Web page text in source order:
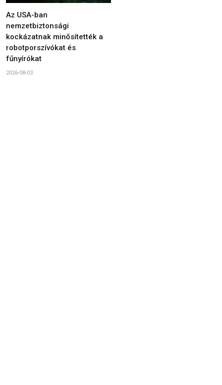
Az USA-ban
nemzetbiztonsági
kockázatnak minősítették a
robotporszívókat és
fűnyírókat
2026-08-03